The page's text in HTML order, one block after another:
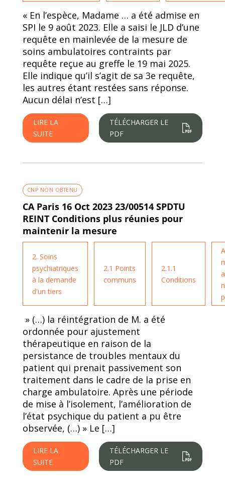
« En l’espèce, Madame … a été admise en
SPI le 9 août 2023. Elle a saisi le JLD d’une
requête en mainlevée de la mesure de
soins ambulatoires contraints par
requête reçue au greffe le 19 mai 2025.
Elle indique qu’il s’agit de sa 3e requête,
les autres étant restées sans réponse.
Aucun délai n’est […]
LIRE LA
SUITE
TÉLÉCHARGER LE
PDF
CNP NON OBTENU
CA Paris 16 Oct 2023 23/00514 SPDTU
REINT Conditions plus réunies pour
maintenir la mesure
2. Soins
psychiatriques
à la demande
d'un tiers
2.1 Points
communs
2.1.1
Conditions
» (…) la réintégration de M. a été
ordonnée pour ajustement
thérapeutique en raison de la
persistance de troubles mentaux du
patient qui prenait passivement son
traitement dans le cadre de la prise en
charge ambulatoire. Après une période
de mise à l’isolement, l’amélioration de
l’état psychique du patient a pu être
observée, (…) » Le […]
LIRE LA
SUITE
TÉLÉCHARGER LE
PDF